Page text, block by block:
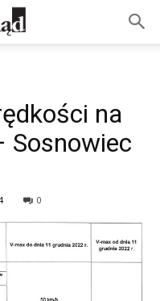
na
Sosnowiec
0